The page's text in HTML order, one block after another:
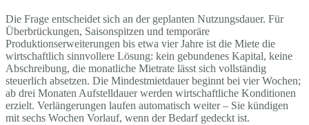
Die Frage entscheidet sich an der geplanten Nutzungsdauer. Für
Überbrückungen, Saisonspitzen und temporäre
Produktionserweiterungen bis etwa vier Jahre ist die Miete die
wirtschaftlich sinnvollere Lösung: kein gebundenes Kapital, keine
Abschreibung, die monatliche Mietrate lässt sich vollständig
steuerlich absetzen. Die Mindestmietdauer beginnt bei vier Wochen;
ab drei Monaten Aufstelldauer werden wirtschaftliche Konditionen
erzielt. Verlängerungen laufen automatisch weiter – Sie kündigen
mit sechs Wochen Vorlauf, wenn der Bedarf gedeckt ist.